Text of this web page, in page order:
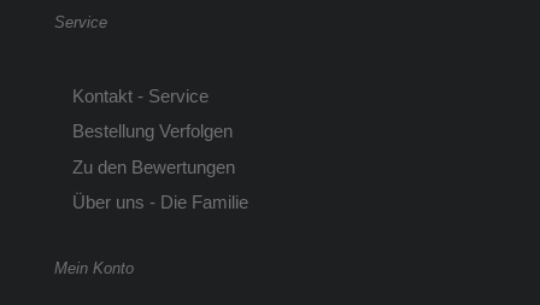
Service
Kontakt - Service
Bestellung Verfolgen
Zu den Bewertungen
Über uns - Die Familie
Mein Konto